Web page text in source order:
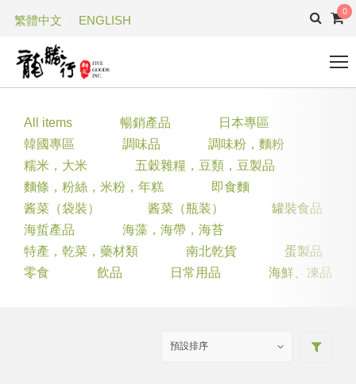
繁體中文 ENGLISH
0
All items 暢銷產品
日本專區
韓國專區
調味品
調味粉，麵粉
糯米，大米
五穀雜糧，豆類，豆製品
麵條，粉絲，米粉，年糕
即食麵
酱菜（袋裝）
酱菜（瓶装）
罐裝食品
海蜇產品
海藻，海帶，海苔
特產，乾菜，藥材類
南北乾貨
蛋製品
零食
飲品 日常用品 海鮮、凍品